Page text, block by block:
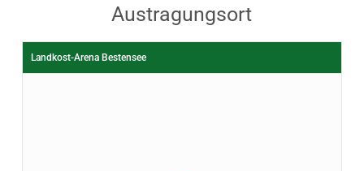
Austragungsort
Landkost-Arena Bestensee